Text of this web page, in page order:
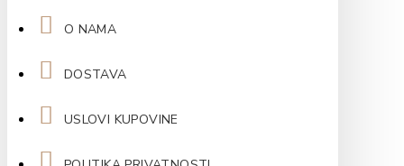
O NAMA
DOSTAVA
USLOVI KUPOVINE